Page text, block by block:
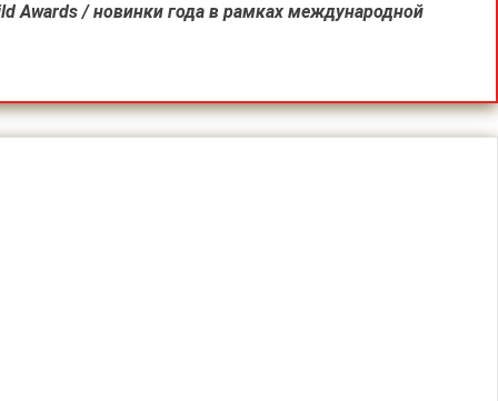
Awards / новинки года в рамках международной